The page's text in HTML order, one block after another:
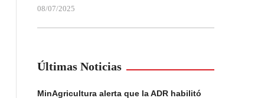
08/07/2025
Últimas Noticias
MinAgricultura alerta que la ADR habilitó